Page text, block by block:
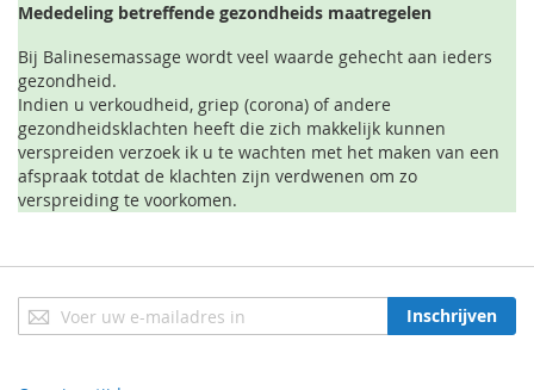
Mededeling betreffende gezondheids maatregelen
Bij Balinesemassage wordt veel waarde gehecht aan ieders
gezondheid.
Indien u verkoudheid, griep (corona) of andere
gezondheidsklachten heeft die zich makkelijk kunnen
verspreiden verzoek ik u te wachten met het maken van een
afspraak totdat de klachten zijn verdwenen om zo
verspreiding te voorkomen.
Abonneer
u
Inschrijven